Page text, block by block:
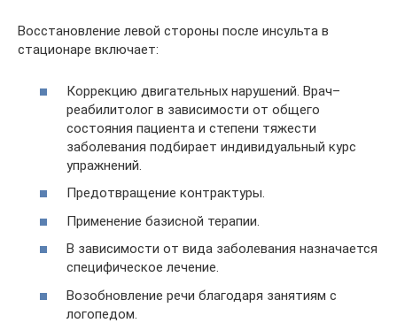
Восстановление левой стороны после инсульта в
стационаре включает:
Коррекцию двигательных нарушений. Врач–
реабилитолог в зависимости от общего
состояния пациента и степени тяжести
заболевания подбирает индивидуальный курс
упражнений.
Предотвращение контрактуры.
Применение базисной терапии.
В зависимости от вида заболевания назначается
специфическое лечение.
Возобновление речи благодаря занятиям с
логопедом.